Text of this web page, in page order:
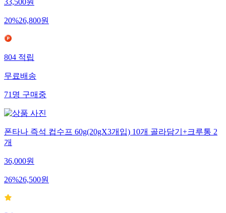
33,500원
20%26,800원
804적립
무료배송
71명구매중
폰타나 즉석 컵수프 60g(20gX3개입) 10개 골라담기+크루통 2
개
36,000원
26%26,500원